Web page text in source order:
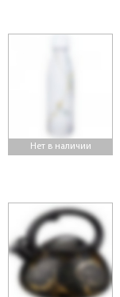
Нет в наличии